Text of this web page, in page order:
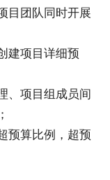
目团队同时开展
建项目详细预
、项目组成员间
预算比例，超预